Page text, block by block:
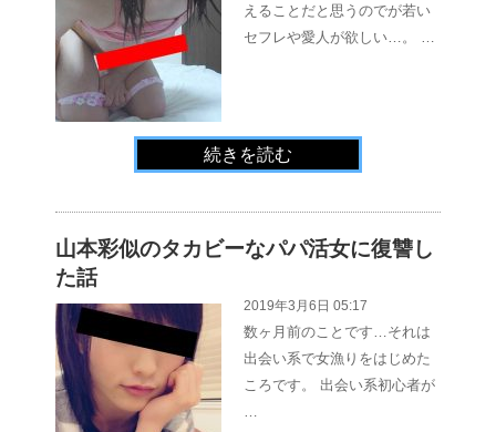
えることだと思うのでが若い
セフレや愛人が欲しい…。 …
続きを読む
山本彩似のタカビーなパパ活女に復讐し
た話
2019年3月6日 05:17
数ヶ月前のことです…それは
出会い系で女漁りをはじめた
ころです。 出会い系初心者が